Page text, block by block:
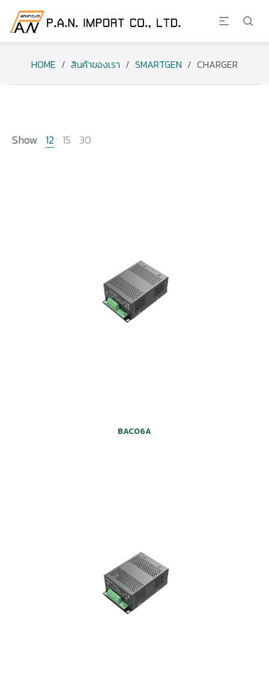
HOME / สินค้าของเรา / SMARTGEN / CHARGER
Show 12 15 30
BAC06A